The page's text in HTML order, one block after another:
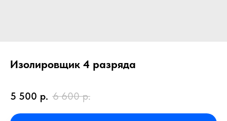
Изолировщик 4 разряда
5 500 р. 6 600 р.